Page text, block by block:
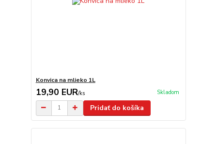
Konvica na mlieko 1L
19,90 EUR/ks Skladom
Pridať do košíka